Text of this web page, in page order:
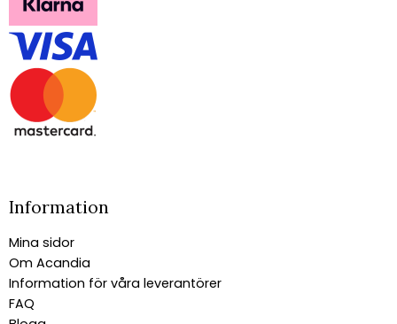
Information
Mina sidor
Om Acandia
Information för våra leverantörer
FAQ